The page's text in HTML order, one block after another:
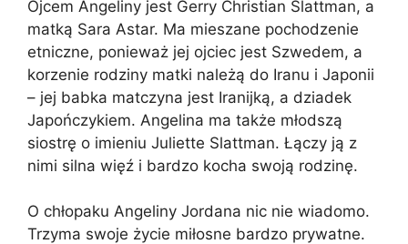
Ojcem Angeliny jest Gerry Christian Slattman, a
matką Sara Astar. Ma mieszane pochodzenie
etniczne, ponieważ jej ojciec jest Szwedem, a
korzenie rodziny matki należą do Iranu i Japonii
– jej babka matczyna jest Iranijką, a dziadek
Japończykiem. Angelina ma także młodszą
siostrę o imieniu Juliette Slattman. Łączy ją z
nimi silna więź i bardzo kocha swoją rodzinę.
O chłopaku Angeliny Jordana nic nie wiadomo.
Trzyma swoje życie miłosne bardzo prywatne.